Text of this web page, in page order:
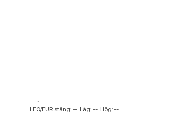
-- ~ --
LEO/EUR stäng: -- Låg: -- Hög: --